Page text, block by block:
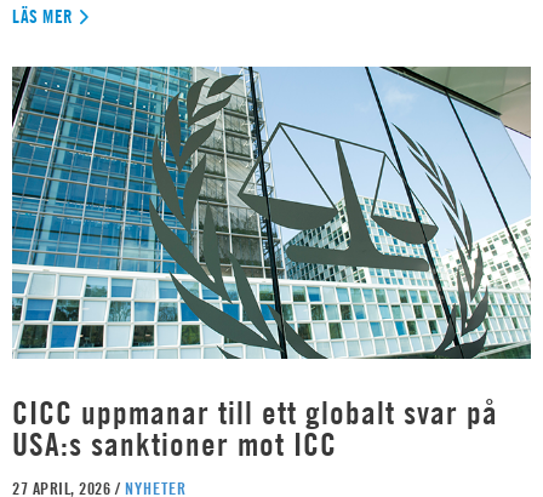
LÄS MER
CICC uppmanar till ett globalt svar på
USA:s sanktioner mot ICC
27 APRIL, 2026 / NYHETER